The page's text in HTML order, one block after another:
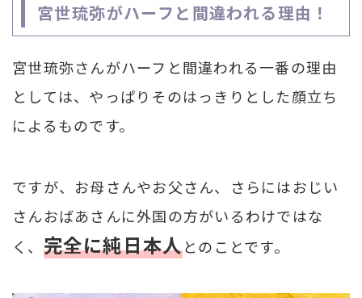
宮世琉弥がハーフと間違われる理由！
宮世琉弥さんがハーフと間違われる一番の理由
としては、やっぱりそのはっきりとした顔立ち
によるものです。
ですが、お母さんやお父さん、さらにはおじい
さんおばあさんに外国の方がいるわけではな
く、 完全に純日本人とのことです。